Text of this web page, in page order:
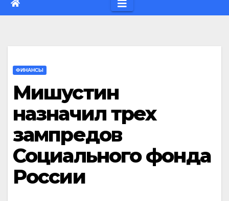
ФИНАНСЫ
Мишустин
назначил трех
зампредов
Социального фонда
России